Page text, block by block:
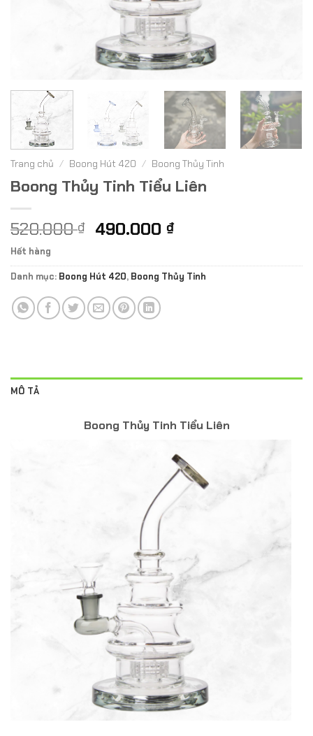
Trang chủ / Boong Hút 420 / Boong Thủy Tinh
Boong Thủy Tinh Tiểu Liên
520.000₫ Giá
là:
520.000 ₫.
490.000 ₫Giá
tại
là:
Hết hàng
Danh mục: Boong Hút 420, Boong Thủy Tinh
MÔ TẢ
Boong Thủy Tinh Tiểu Liên